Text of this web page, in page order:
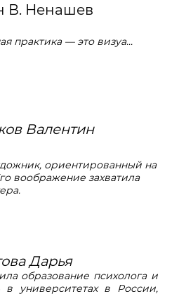
В. Ненашев
практика — это визуа...
Валентин
ориентированный на
воображение захватила
Дарья
образование психолога и
в университетах в России,